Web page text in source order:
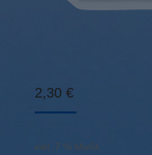
2,30 €
inkl. 7 % MwSt.